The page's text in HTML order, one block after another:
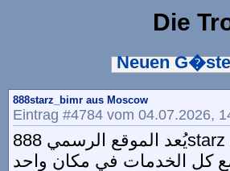
Die
Neuen
888starz_bimr aus Moscow
Eintrag #4784 vom 04.07.2026,
يُعد الموقع الرسمي 888starz في مصر منصة رائدة للكازينو والرهانات